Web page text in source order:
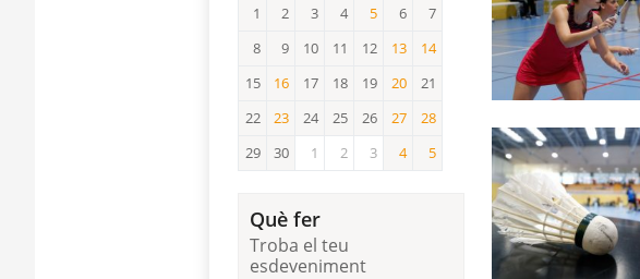
1 2 3 4 5 6
7
8
9 10 11 12 13
13
14
14
15 16
16
17 18 19 20
20
21
22
23
23
24 25 26 27 28
29 30 1 2 3 4 5
Què fer
Troba el teu
esdeveniment